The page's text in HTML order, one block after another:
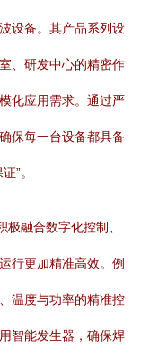
设备。其产品系列设
、研发中心的精密作
化应用需求。通过严
保每一台设备都具备
”。
极融合数字化控制、
行更加精准高效。例
温度与功率的精准控
智能发生器，确保焊